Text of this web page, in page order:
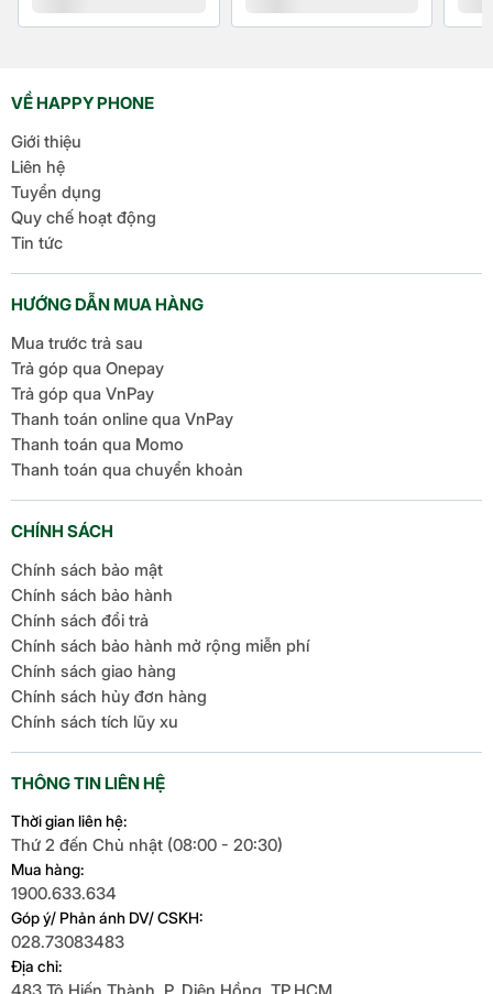
mà, tiết kiệm pin
6 nhân CPU (2 nhân 4.05 GHz cực nhanh, 4 nhân
2.42 GHz tiết kiệm pin) và GPU 5 nhân, máy xử lý
mọi thứ mượt mà: từ chơi game nặng như Genshin
Impact đến chỉnh video 4K. Neural Engine 16 nhân
hỗ trợ Apple Intelligence, giúp Siri thông minh hơn,
tự động chỉnh ảnh/video. Chip tiết kiệm năng lượng,
mang lại
trải nghiệm mượt mà
nào đa nhiệm hay sáng tạo.
Bộ nhớ lớn: Tha hồ lưu trữ
ảnh, video, ứng dụng
Với tùy chọn bộ nhớ 256GB, đủ để bạn lưu hàng
nghìn bức ảnh, video 4K hay cài cả tá ứng dụng,
quay video hay tải phim về xem offline. Kết hợp với
hệ điều hành iOS 18, máy chạy mượt, quản lý dữ liệu
thông minh. Tính năng này mang lại
năng , đáp ứng mọi nhu cầu lưu trữ của bạn.
Pin và kết nối: Dùng lâu,
kết nối nhanh
Pin iPhone 16 Plus kéo dài 24 giờ xem video, sạc
VỀ HAPPY PHONE
Giới thiệu
Liên hệ
Tuyển dụng
Quy chế hoạt động
Tin tức
HƯỚNG DẪN MUA HÀNG
Mua trước trả sau
Trả góp qua Onepay
Trả góp qua VnPay
Thanh toán online qua VnPay
Thanh toán qua Momo
Thanh toán qua chuyển khoản
CHÍNH SÁCH
Chính sách bảo mật
Chính sách bảo hành
Chính sách đổi trả
Chính sách bảo hành mở rộng miễn phí
Chính sách giao hàng
Chính sách hủy đơn hàng
Chính sách tích lũy xu
THÔNG TIN LIÊN HỆ
Thời gian liên hệ:
Thứ 2 đến Chủ nhật (08:00 - 20:30)
Mua hàng:
1900.633.634
Góp ý/ Phản ánh DV/ CSKH:
028.73083483
Địa chỉ: